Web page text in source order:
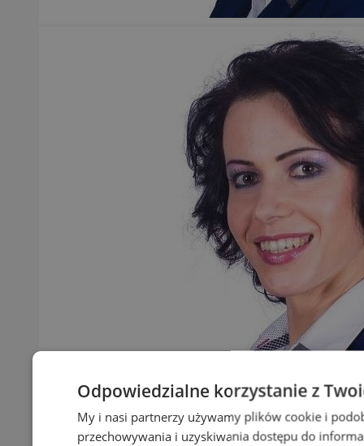
Odpowiedzialne korzystanie z
My i nasi partnerzy używamy plików cookie i
przechowywania i uzyskiwania dostępu do